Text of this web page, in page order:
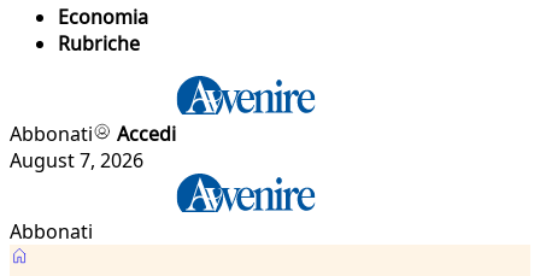
Economia
Rubriche
Abbonati
Accedi
August 7, 2026
Abbonati